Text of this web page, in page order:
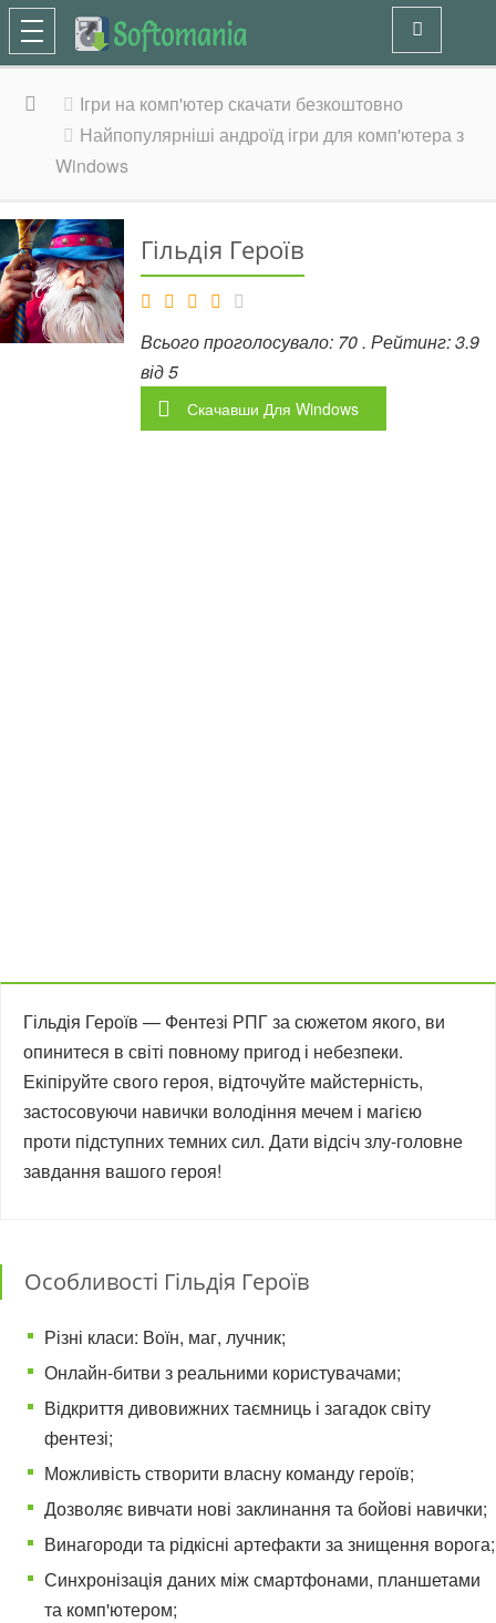
Ігри на комп'ютер скачати безкоштовно
Найпопулярніші андроїд ігри для комп'ютера з
Windows
Гільдія Героїв
Всього проголосувало: 70. Рейтинг:3.9
від5
Скачавши Для Windows
Гільдія Героїв — Фентезі РПГ за сюжетом якого, ви
опинитеся в світі повному пригод і небезпеки.
Екіпіруйте свого героя, відточуйте майстерність,
застосовуючи навички володіння мечем і магією
проти підступних темних сил. Дати відсіч злу-головне
завдання вашого героя!
Особливості Гільдія Героїв
Різні класи: Воїн, маг, лучник;
Онлайн-битви з реальними користувачами;
Відкриття дивовижних таємниць і загадок світу
фентезі;
Можливість створити власну команду героїв;
Дозволяє вивчати нові заклинання та бойові навички;
Винагороди та рідкісні артефакти за знищення ворога;
Синхронізація даних між смартфонами, планшетами
та комп'ютером;